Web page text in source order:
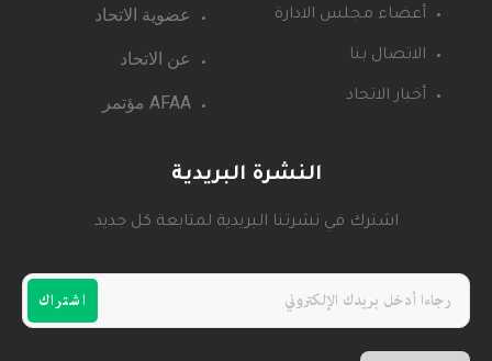
أعضاء مجلس الادارة
الاتصال بنا
أخبار الاتحاد
عضوية الاتحاد
عن الاتحاد
AFAA مؤتمر
النشرة البريدية
اشترك في نشرتنا البريدية لمتابعة كل جديد
اشتراك